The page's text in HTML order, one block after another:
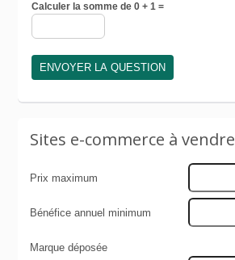
Calculer la somme de 0 + 1 =
Sites e-commerce à vendre
Prix maximum
Bénéfice annuel minimum
Marque déposée